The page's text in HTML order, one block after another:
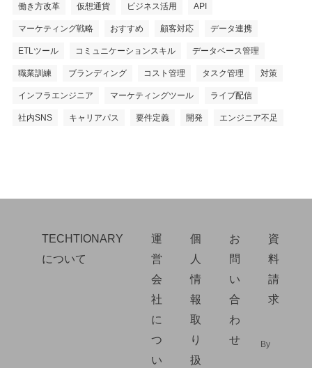
働き方改革 仮想通貨 ビジネス活用 API
マーケティング戦略 おすすめ 顧客対応 データ連携
ETLツール コミュニケーションスキル データベース管理
職業訓練 ブランディング コスト管理 タスク管理 対策
インフラエンジニア マーケティングツール ライブ配信
社内SNS キャリアパス 要件定義 開発 エンジニア不足
TECHTIONARY
について
運
営
会
社
に
つ
い
個
人
情
報
取
り
扱
お
問
い
合
わ
せ
資
料
請
求
By